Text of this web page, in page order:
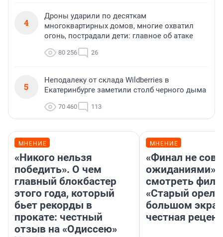
4
Дроны ударили по десяткам
многоквартирных домов, многие охватил
огонь, пострадали дети: главное об атаке
80 256 26
5
Неподалеку от склада Wildberries в
Екатеринбурге заметили столб черного дыма
70 460 113
МНЕНИЕ
«Никого нельзя
победить». О чем
главный блокбастер
этого года, который
бьет рекорды в
прокате: честный
отзыв на «Одиссею»
МНЕНИЕ
«Финал не
ожиданиями»:
смотреть
«Старый орел»
большом
честная